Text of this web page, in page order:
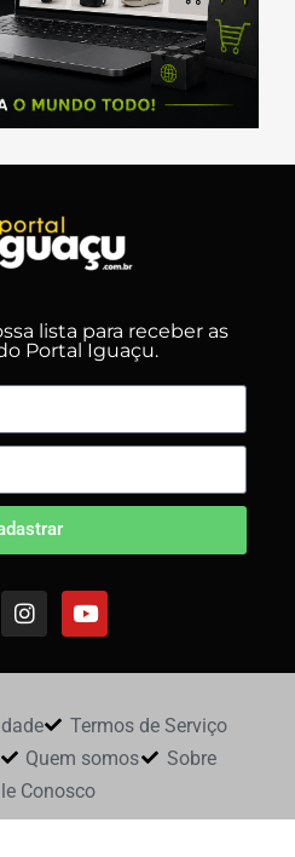
lista para receber as
Portal Iguaçu.
Termos de Serviço
Quem somos
Sobre
Conosco